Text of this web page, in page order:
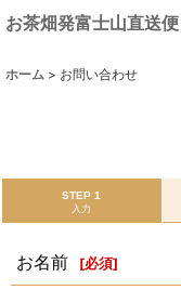
お茶畑発富士山直送便
ホーム > お問い合わせ
STEP 1
入力
お名前 [必須]